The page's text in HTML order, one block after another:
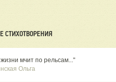
СТИХОТВОРЕНИЯ
мчит по рельсам..."
Ольга